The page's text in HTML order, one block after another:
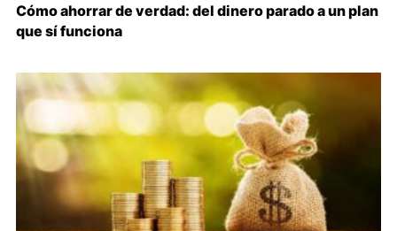
Cómo ahorrar de verdad: del dinero parado a un plan
que sí funciona